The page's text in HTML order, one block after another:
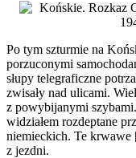
Po tym szturmie na
porzuconymi
słupy telegraficzne
zwisały nad ulicami.
z powybijanymi
widziałem rozdeptane
niemieckich. Te
z jezdni.